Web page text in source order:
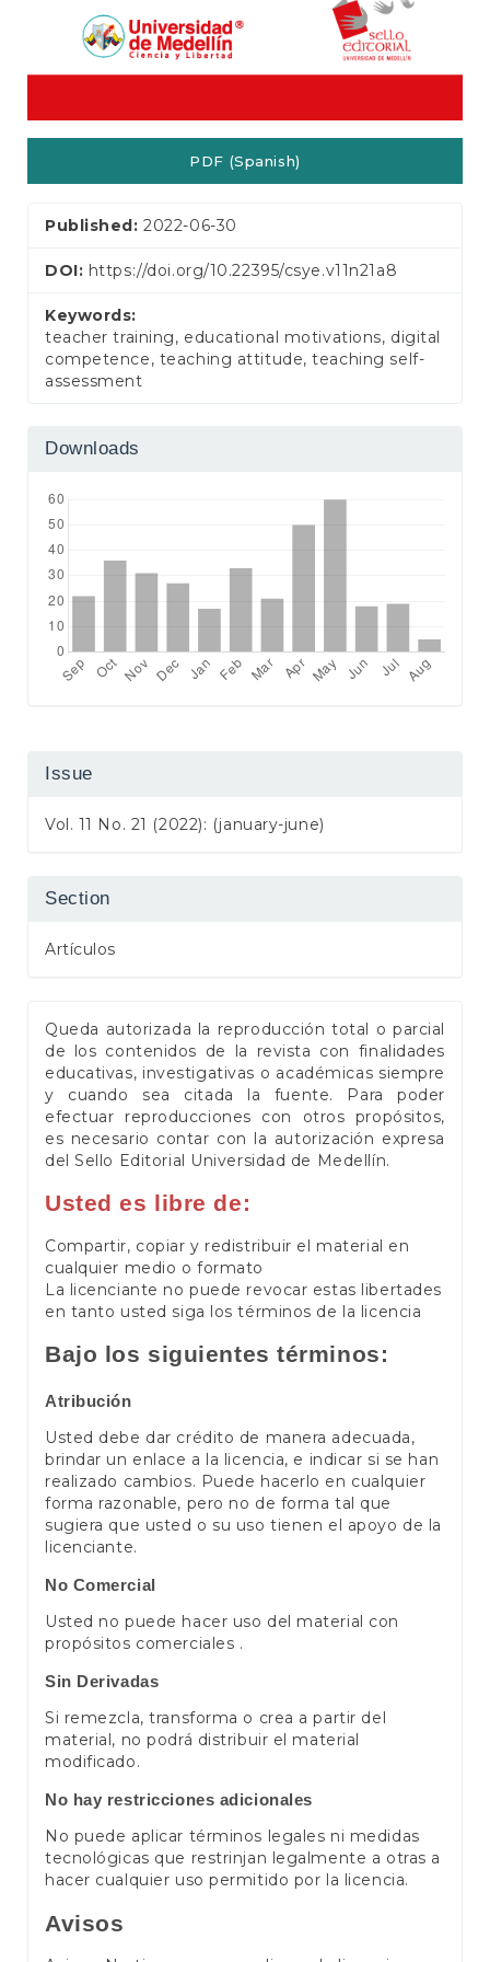
PDF (Spanish)
Published:2022-06-30
DOI: https://doi.org/10.22395/csye.v11n21a8
Keywords:
teacher training, educational motivations, digital
competence, teaching attitude, teaching self-
assessment
Downloads
Issue
Vol. 11 No. 21 (2022): (january-june)
Section
Artículos
Queda autorizada la reproducción total o parcial
de los contenidos de la revista con finalidades
educativas, investigativas o académicas siempre
y cuando sea citada la fuente. Para poder
efectuar reproducciones con otros propósitos,
es necesario contar con la autorización expresa
del Sello Editorial Universidad de Medellín.
Usted es libre de:
Compartir, copiar y redistribuir el material en
cualquier medio o formato
La licenciante no puede revocar estas libertades
en tanto usted siga los términos de la licencia
Bajo los siguientes términos:
Atribución
Usted debe dar crédito de manera adecuada,
brindar un enlace a la licencia, e indicar si se han
realizado cambios. Puede hacerlo en cualquier
forma razonable, pero no de forma tal que
sugiera que usted o su uso tienen el apoyo de la
licenciante.
No Comercial
Usted no puede hacer uso del material con
propósitos comerciales .
Sin Derivadas
Si remezcla, transforma o crea a partir del
material, no podrá distribuir el material
modificado.
No hay restricciones adicionales
No puede aplicar términos legales ni medidas
tecnológicas que restrinjan legalmente a otras a
hacer cualquier uso permitido por la licencia.
Avisos